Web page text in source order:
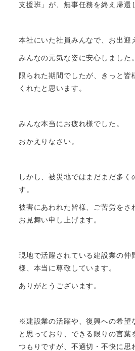
支援班」が、無事任務を終え帰還
本社にいた社員みんなで、お出迎
みんなの元気な姿に安心しました。
限られた期間でしたが、きっと皆
くれたと思います。
みんな本当にお疲れ様でした。
おかえりなさい。
しかし、被災地ではまだまだ多く
す。
被害にあわれた皆様、ご苦労をさ
お見舞い申し上げます。
現地で活躍されている建設業の仲
様、本当に尊敬しています。
ありがとうございます。
※建設業の活躍や、復興への希望
と思っており、できる限りの言葉
つもりですが、不適切・不快に思